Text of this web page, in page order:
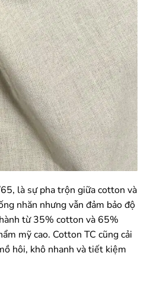
là sự pha trộn giữa cotton và
nhăn nhưng vẫn đảm bảo độ
từ 35% cotton và 65%
mỹ cao. Cotton TC cũng cải
hôi, khô nhanh và tiết kiệm